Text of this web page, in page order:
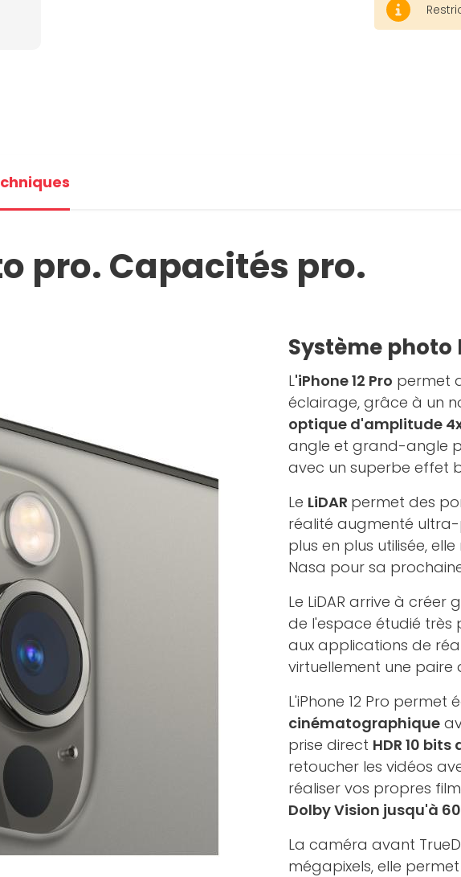
pro. Capacités pro.
Système photo
L'iPhone 12 Pro permet
éclairage, grâce à un
optique d'amplitude
angle et grand-angle
avec un superbe effet
Le LiDAR permet des
réalité augmenté ultra-
plus en plus utilisée,
Nasa pour sa
Le LiDAR arrive à
de l'espace étudié très
aux applications de
virtuellement une paire
L'iPhone 12 Pro
cinématographique
prise direct HDR 10
retoucher les vidéos
réaliser vos propres
Dolby Vision jusqu'à
La caméra avant
mégapixels, elle